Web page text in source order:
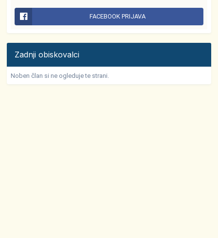
FACEBOOK PRIJAVA
Zadnji obiskovalci
Noben član si ne ogleduje te strani.